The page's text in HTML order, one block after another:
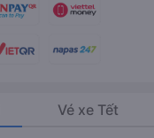
Vé xe Tết